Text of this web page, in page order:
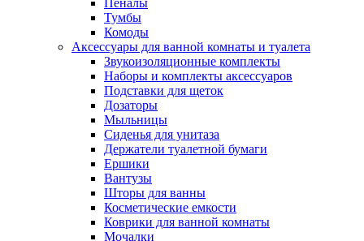
Тумбы
Комоды
Аксессуары для ванной комнаты и туалета
Звукоизоляционные комплекты
Наборы и комплекты аксессуаров
Подставки для щеток
Дозаторы
Мыльницы
Сиденья для унитаза
Держатели туалетной бумаги
Ершики
Вантузы
Шторы для ванны
Косметические емкости
Коврики для ванной комнаты
Мочалки